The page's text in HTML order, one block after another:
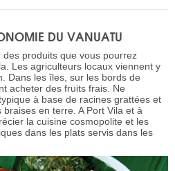
DU VANUATU
produits que vous pourrez
Les agriculteurs locaux viennent y
Dans les îles, sur les bords de
acheter des fruits frais. Ne
à base de racines grattées et
en terre. A Port Vila et à
la cuisine cosmopolite et les
dans les plats servis dans les